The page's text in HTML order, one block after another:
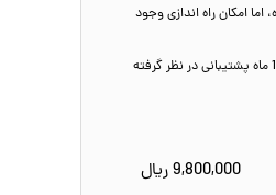
امکان راه اندازی وجود
هزینه برای کانفیگ همراه با افزونه مدیریت اپلیکیشن + 12 ماه پشتیبانی در نظر گرفته
9,800,000 ریال